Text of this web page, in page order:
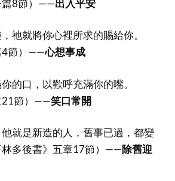
篇8節）——出入平安
祂就將你心裡所求的賜給你。
4節）——心想事成
的口，以歡呼充滿你的嘴。
21節）——笑口常開
就是新造的人，舊事已過，都變
林多後書》五章17節）——除舊迎